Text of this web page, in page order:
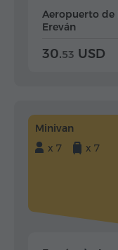
Aeropuerto de
Ereván
30.53 USD
Minivan
x 7
x 7